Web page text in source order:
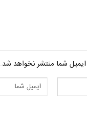
شما منتشر نخواهد شد.